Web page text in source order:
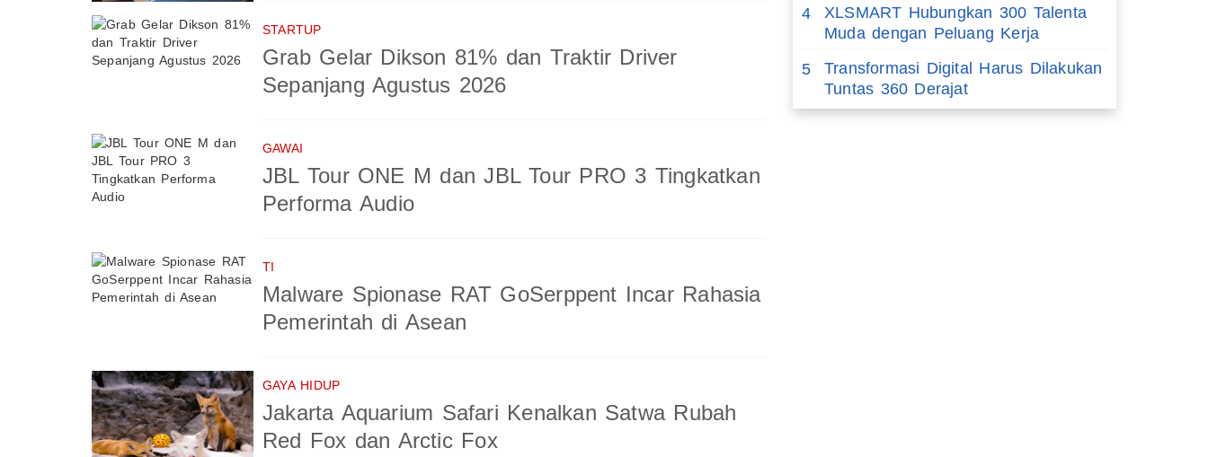
STARTUP
Grab Gelar Dikson 81% dan Traktir Driver
Sepanjang Agustus 2026
GAWAI
JBL Tour ONE M dan JBL Tour PRO 3 Tingkatkan
Performa Audio
TI
Malware Spionase RAT GoSerppent Incar Rahasia
Pemerintah di Asean
GAYA HIDUP
Jakarta Aquarium Safari Kenalkan Satwa Rubah
Red Fox dan Arctic Fox
4
XLSMART Hubungkan 300 Talenta
Muda dengan Peluang Kerja
5
Transformasi Digital Harus Dilakukan
Tuntas 360 Derajat